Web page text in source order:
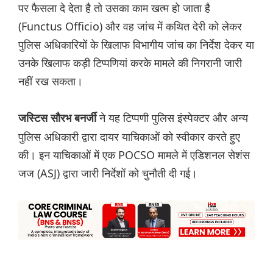
पर फैसला दे देता है तो उसका काम खत्म हो जाता है
(Functus Officio) और वह जांच में कथित देरी को लेकर
पुलिस अधिकारियों के खिलाफ विभागीय जांच का निर्देश देकर या
उनके खिलाफ कड़ी टिप्पणियां करके मामले की निगरानी जारी
नहीं रख सकता।
जस्टिस सौरभ बनर्जीने यह टिप्पणी पुलिस इंस्पेक्टर और अन्य
पुलिस अधिकारी द्वारा दायर याचिकाओं को स्वीकार करते हुए
की। इन याचिकाओं में एक POCSO मामले में एडिशनल सेशंस
जज (ASJ) द्वारा जारी निर्देशों को चुनौती दी गई।